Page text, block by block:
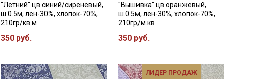
"Летний" цв.синий/сиреневый,
ш.0.5м, лен-30%, хлопок-70%,
210гр/кв.м
350 руб.
"Вышивка" цв.оранжевый,
ш.0.5м, лен-30%, хлопок-70%,
210гр/м.кв
350 руб.
ЛИДЕР ПРОДАЖ